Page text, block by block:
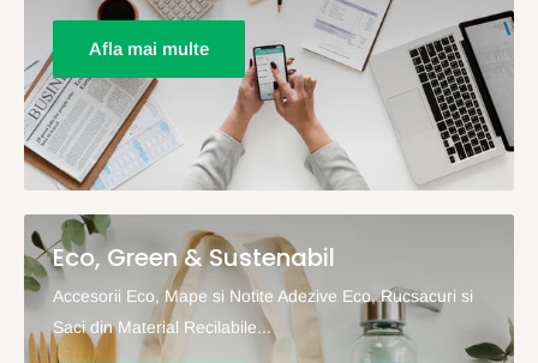
Afla mai multe
Eco, Green & Sustenabil
Accesorii Eco, Mape si Notite Adezive Eco, Rucsacuri si
Saci din Material Recilabile...